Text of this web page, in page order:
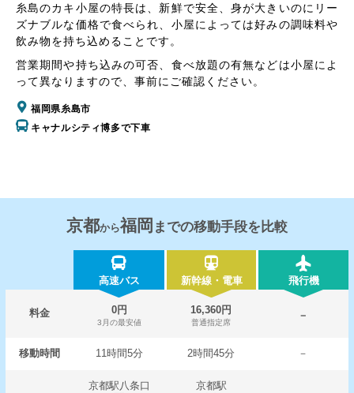
糸島のカキ小屋の特長は、新鮮で安全、身が大きいのにリー
ズナブルな価格で食べられ、小屋によっては好みの調味料や
飲み物を持ち込めることです。
営業期間や持ち込みの可否、食べ放題の有無などは小屋によ
って異なりますので、事前にご確認ください。
福岡県糸島市
キャナルシティ博多で下車
京都から福岡 までの移動手段を比較
高速バス 新幹線・電車 飛行機
料金 0円
3月の最安値
16,360円
普通指定席
－
移動時間 11時間5分 2時間45分 －
京都駅八条口
京都駅